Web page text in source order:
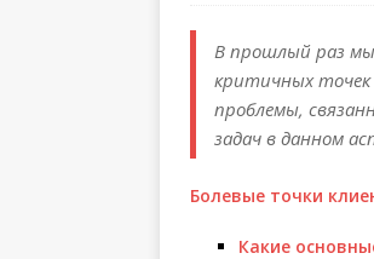
В прошлый раз мы
критичных
проблемы,
задач в данном
Болевые точки
Какие